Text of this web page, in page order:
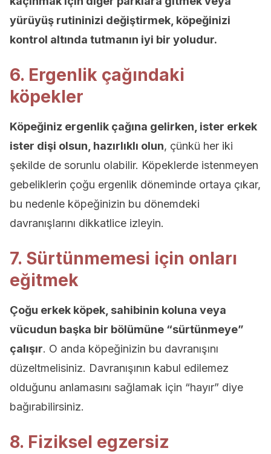
yürüyüş rutininizi değiştirmek, köpeğinizi
kontrol altında tutmanın iyi bir yoludur.
6. Ergenlik çağındaki
köpekler
Köpeğiniz ergenlik çağına gelirken, ister erkek
ister dişi olsun, hazırlıklı olun, çünkü her iki
şekilde de sorunlu olabilir. Köpeklerde istenmeyen
gebeliklerin çoğu ergenlik döneminde ortaya çıkar,
bu nedenle köpeğinizin bu dönemdeki
davranışlarını dikkatlice izleyin.
7. Sürtünmemesi için onları
eğitmek
Çoğu erkek köpek, sahibinin koluna veya
vücudun başka bir bölümüne “sürtünmeye”
çalışır. O anda köpeğinizin bu davranışını
düzeltmelisiniz. Davranışının kabul edilemez
olduğunu anlamasını sağlamak için “hayır” diye
bağırabilirsiniz.
8. Fiziksel egzersiz